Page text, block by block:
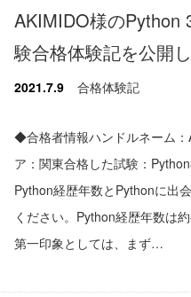
AKIMIDO様のPython
験合格体験記を公開し
2021.7.9 合格体験記
◆合格者情報ハンドルネーム
ア：関東合格した試験：
Python経歴年数とPythonに出
ください。Python経歴年数は
第一印象としては、まず…